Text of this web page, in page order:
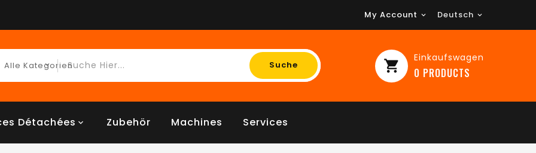
Deutsch 
My Account
Suche shopping_cart Einkaufswagen
0 PRODUCTS
Détachées Zubehör Machines Services